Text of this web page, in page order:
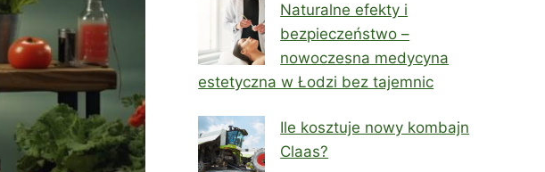
Naturalne efekty i
bezpieczeństwo –
nowoczesna medycyna
estetyczna w Łodzi bez tajemnic
Ile kosztuje nowy kombajn
Claas?